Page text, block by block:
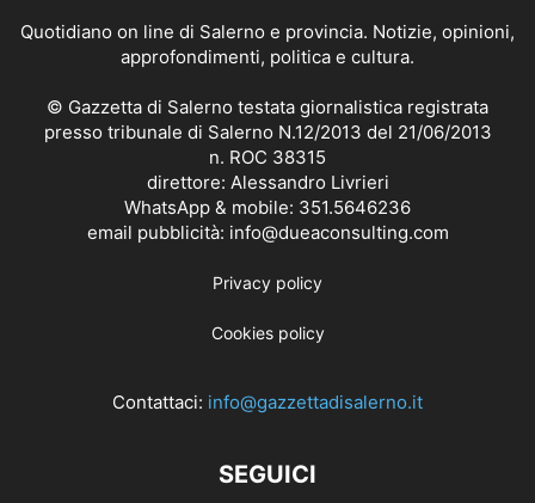
Quotidiano on line di Salerno e provincia. Notizie, opinioni,
approfondimenti, politica e cultura.
© Gazzetta di Salerno testata giornalistica registrata
presso tribunale di Salerno N.12/2013 del 21/06/2013
n. ROC 38315
direttore: Alessandro Livrieri
WhatsApp & mobile: 351.5646236
email pubblicità: info@dueaconsulting.com
Privacy policy
Cookies policy
Contattaci: info@gazzettadisalerno.it
SEGUICI